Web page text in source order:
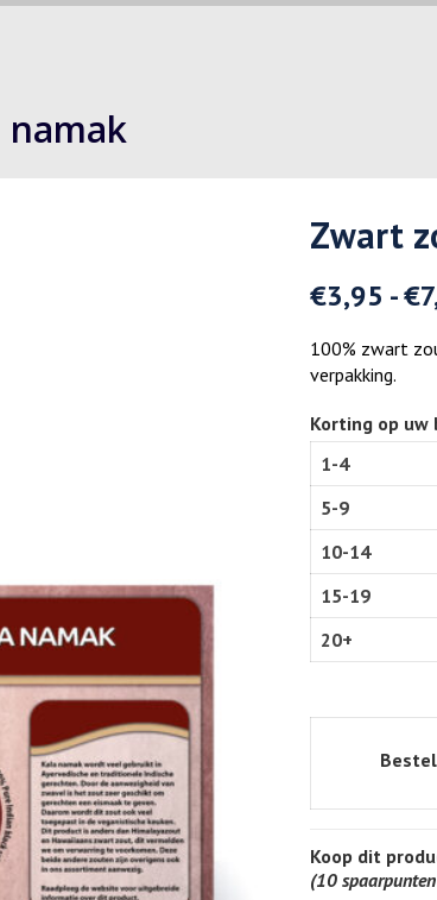
namak
Zwart
€3,95 -€
100% zwart
verpakking.
Korting op
1-4
5-9
10-14
15-19
20+
Koop dit
(10